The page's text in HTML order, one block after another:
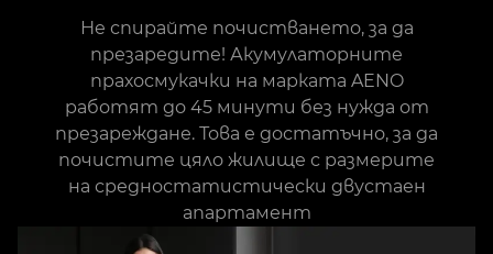
Не спирайте почистването, за да
презаредите! Акумулаторните
прахосмукачки на марката AENO
работят до 45 минути без нужда от
презареждане. Това е достатъчно, за да
почистите цяло жилище с размерите
на средностатистически двустаен
апартамент